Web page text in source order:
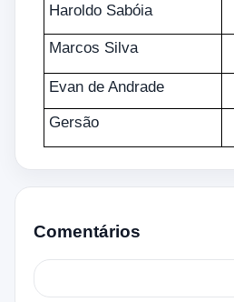
Haroldo Sabóia
Marcos Silva
Evan de Andrade
Gersão
Comentários